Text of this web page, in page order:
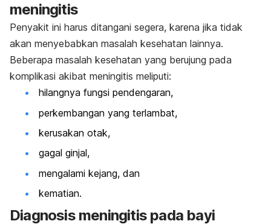
meningitis
Penyakit ini harus ditangani segera, karena jika tidak
akan menyebabkan masalah kesehatan lainnya.
Beberapa masalah kesehatan yang berujung pada
komplikasi akibat meningitis meliputi:
hilangnya fungsi pendengaran,
perkembangan yang terlambat,
kerusakan otak,
gagal ginjal,
mengalami kejang, dan
kematian.
Diagnosis meningitis pada bayi